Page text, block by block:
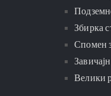
Збирка
Спомен
Велики